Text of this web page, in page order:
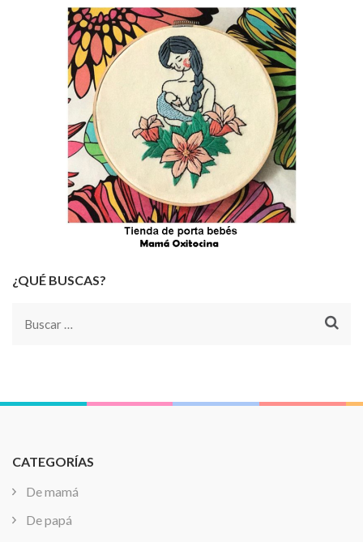
¿QUÉ BUSCAS?
Buscar:
CATEGORÍAS
De mamá
De papá